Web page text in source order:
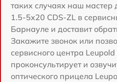
таких случаях наш мастер
1.5-5x20 CDS-ZL в
Барнауле и доставит
Закажите звонок или
сервисного центра
проконсультирует и
оптического прицела